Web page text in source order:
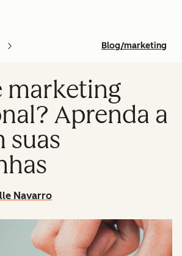
Blog/marketing
marketing
Aprenda a
suas
Navarro